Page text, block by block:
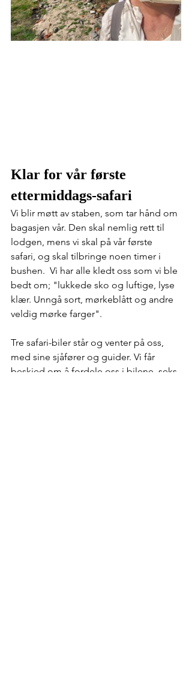
Klar for vår første
ettermiddags-safari
Vi blir møtt av staben, som tar hånd om
bagasjen vår. Den skal nemlig rett til
lodgen, mens vi skal på vår første
safari, og skal tilbringe noen timer i
bushen. Vi har alle kledt oss som vi ble
bedt om; "lukkede sko og luftige, lyse
klær. Unngå sort, mørkeblått og andre
veldig mørke farger".
Tre safari-biler står og venter på oss,
med sine sjåfører og guider. Vi får
beskjed om å fordele oss i bilene, seks